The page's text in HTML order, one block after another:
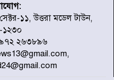
খাতে জিডিপির ৫ শতাংশ
ঘোষণা স্থানীয় সরকার মন্ত্রীর
ঘুরে দেখলেন এনসিপি
১১, উত্তরা মডেল টাউন,
১২৩০
২৬৩৮৯৬